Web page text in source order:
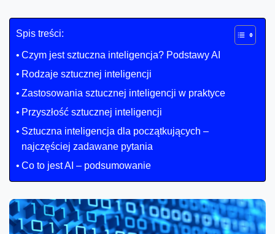
Spis treści:
Czym jest sztuczna inteligencja? Podstawy AI
Rodzaje sztucznej inteligencji
Zastosowania sztucznej inteligencji w praktyce
Przyszłość sztucznej inteligencji
Sztuczna inteligencja dla początkujących –
najczęściej zadawane pytania
Co to jest AI – podsumowanie